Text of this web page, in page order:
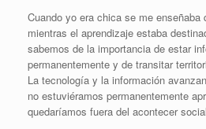
Cuando yo era chica se me enseñaba
mientras el aprendizaje estaba
sabemos de la importancia de estar
permanentemente y de transitar
La tecnología y la información
no estuviéramos permanentemente
quedaríamos fuera del acontecer